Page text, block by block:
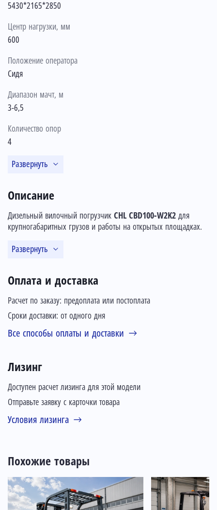
5430*2165*2850
Центр нагрузки, мм
600
Положение оператора
Сидя
Диапазон мачт, м
3-6,5
Количество опор
4
Развернуть
Оплата и доставка
Расчет по заказу: предоплата или постоплата
Сроки доставки: от одного дня
Все способы оплаты и доставки
Лизинг
Доступен расчет лизинга для этой модели
Отправьте заявку с карточки товара
Условия лизинга
Описание
Дизельный вилочный погрузчик CHL CBD100-W2K2 для
крупногабаритных грузов и работы на открытых площадках.
Развернуть
Похожие товары